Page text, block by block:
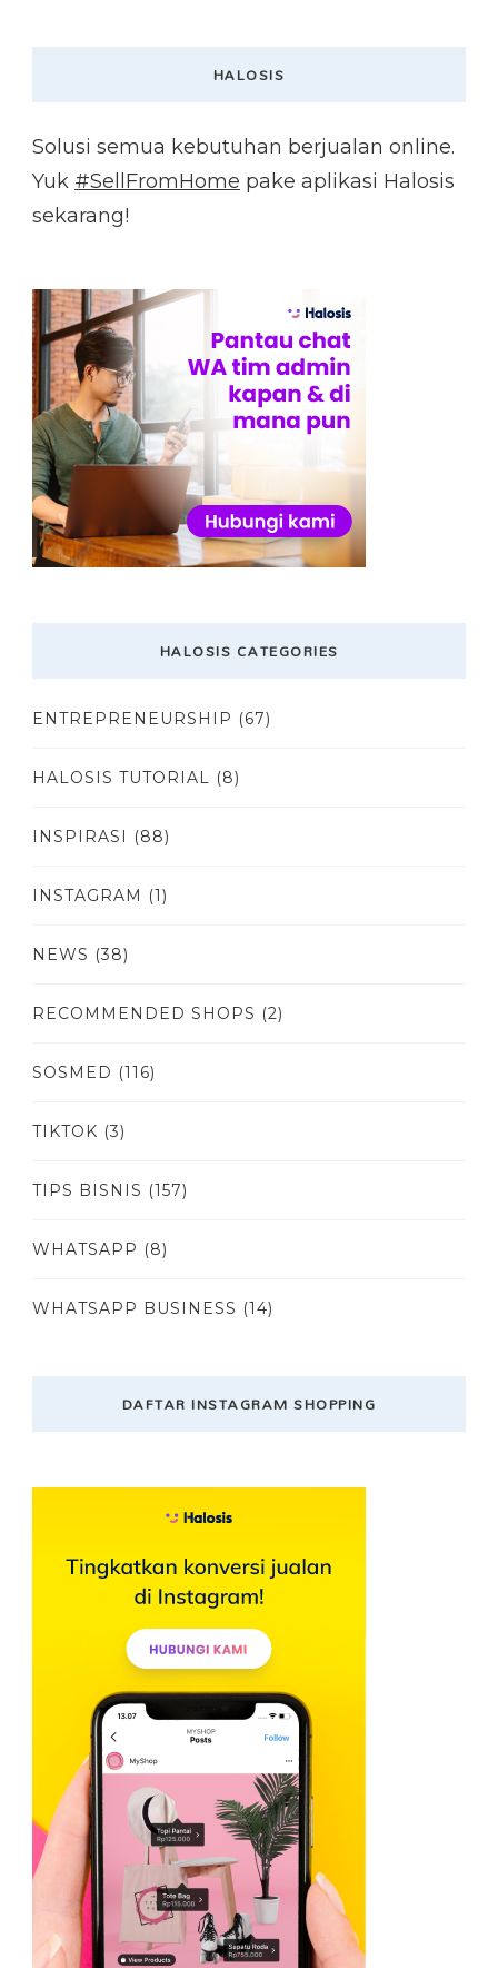
HALOSIS
Solusi semua kebutuhan berjualan online.
Yuk #SellFromHome pake aplikasi Halosis
sekarang!
HALOSIS CATEGORIES
ENTREPRENEURSHIP (67)
HALOSIS TUTORIAL (8)
INSPIRASI (88)
INSTAGRAM (1)
NEWS (38)
RECOMMENDED SHOPS (2)
SOSMED (116)
TIKTOK (3)
TIPS BISNIS (157)
WHATSAPP (8)
WHATSAPP BUSINESS (14)
DAFTAR INSTAGRAM SHOPPING